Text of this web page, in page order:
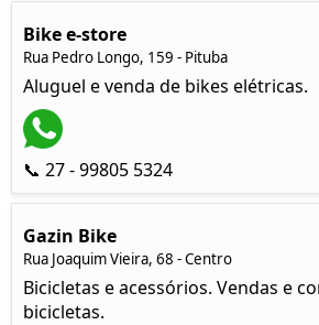
Bike e-store
Rua Pedro Longo, 159 - Pituba
Aluguel e venda de bikes elétricas.
📞 27 - 99805 5324
Gazin Bike
Rua Joaquim Vieira, 68 - Centro
Bicicletas e acessórios. Vendas e
bicicletas.